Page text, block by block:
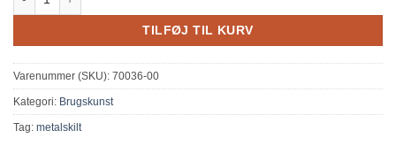
TILFØJ TIL KURV
Varenummer (SKU): 70036-00
Kategori: Brugskunst
Tag: metalskilt